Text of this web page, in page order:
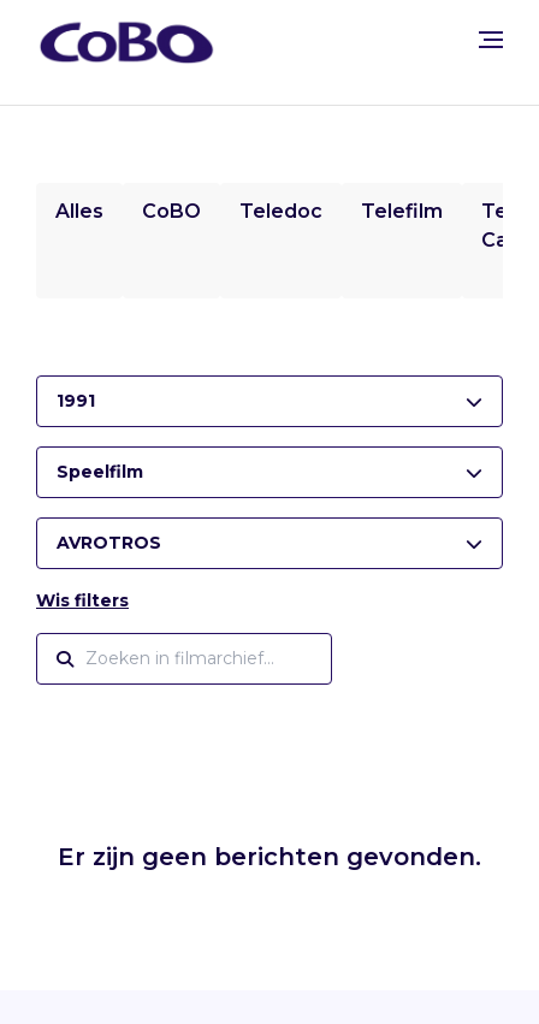
Alles CoBO Teledoc Telefilm
1991
Speelfilm
AVROTROS
Wis filters
Er zijn geen berichten gevonden.